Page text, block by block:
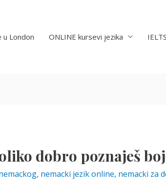
u London ONLINE kursevi jezika IELTS
dobro poznaješ
, nemacki jezik online, nemacki za